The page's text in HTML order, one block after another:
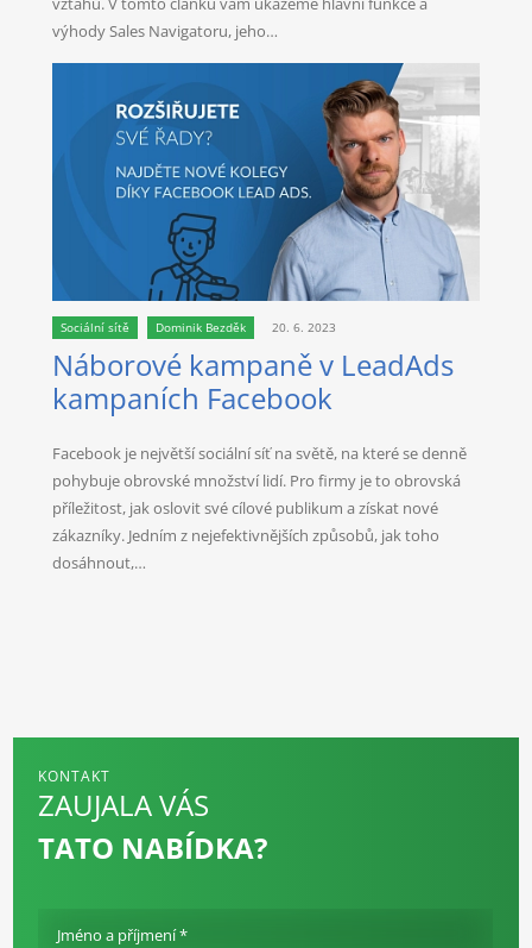
výhody Sales Navigatoru, jeho…
Sociální sítě Dominik Bezděk 20. 6. 2023
Náborové kampaně v LeadAds
kampaních Facebook
Facebook je největší sociální síť na světě, na které se denně
pohybuje obrovské množství lidí. Pro firmy je to obrovská
příležitost, jak oslovit své cílové publikum a získat nové
zákazníky. Jedním z nejefektivnějších způsobů, jak toho
dosáhnout,…
KONTAKT
ZAUJALA VÁS
TATO NABÍDKA?
Jméno a příjmení *